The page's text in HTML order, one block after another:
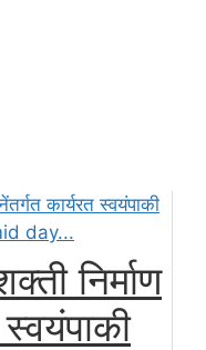
निर्माण